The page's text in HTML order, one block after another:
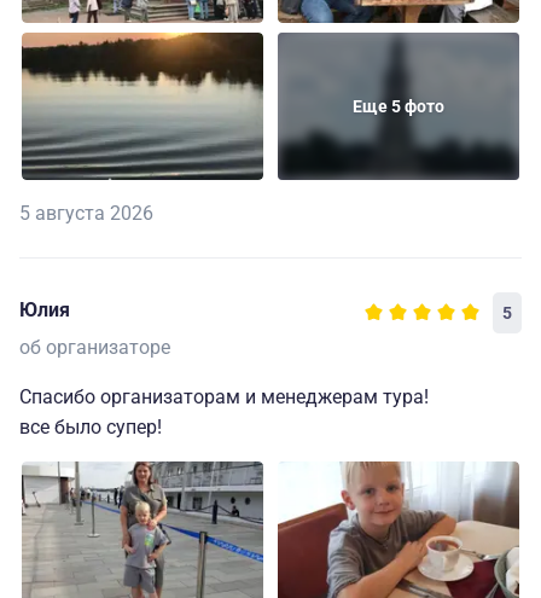
Еще 5 фото
5 августа 2026
Юлия 5
об организаторе
Спасибо организаторам и менеджерам тура!
все было супер!